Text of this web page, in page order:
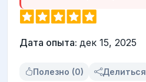
Дата опыта: дек 15, 2025
Полезно (0) Делиться